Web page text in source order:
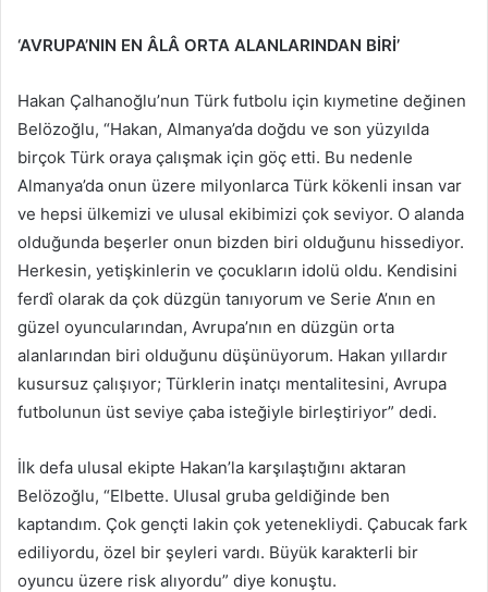
‘AVRUPA’NIN EN ÂLÂ ORTA ALANLARINDAN BİRİ’
Hakan Çalhanoğlu’nun Türk futbolu için kıymetine değinen
Belözoğlu, “Hakan, Almanya’da doğdu ve son yüzyılda
birçok Türk oraya çalışmak için göç etti. Bu nedenle
Almanya’da onun üzere milyonlarca Türk kökenli insan var
ve hepsi ülkemizi ve ulusal ekibimizi çok seviyor. O alanda
olduğunda beşerler onun bizden biri olduğunu hissediyor.
Herkesin, yetişkinlerin ve çocukların idolü oldu. Kendisini
ferdî olarak da çok düzgün tanıyorum ve Serie A’nın en
güzel oyuncularından, Avrupa’nın en düzgün orta
alanlarından biri olduğunu düşünüyorum. Hakan yıllardır
kusursuz çalışıyor; Türklerin inatçı mentalitesini, Avrupa
futbolunun üst seviye çaba isteğiyle birleştiriyor” dedi.
İlk defa ulusal ekipte Hakan’la karşılaştığını aktaran
Belözoğlu, “Elbette. Ulusal gruba geldiğinde ben
kaptandım. Çok gençti lakin çok yetenekliydi. Çabucak fark
ediliyordu, özel bir şeyleri vardı. Büyük karakterli bir
oyuncu üzere risk alıyordu” diye konuştu.